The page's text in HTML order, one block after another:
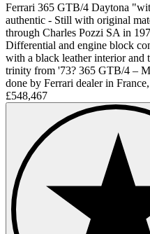
Ferrari 365 GTB/4 Daytona
authentic - Still with original
through Charles Pozzi SA in
Differential and engine block
with a black leather interior
trinity from '73? 365 GTB/4 –
done by Ferrari dealer in France,
£548,467